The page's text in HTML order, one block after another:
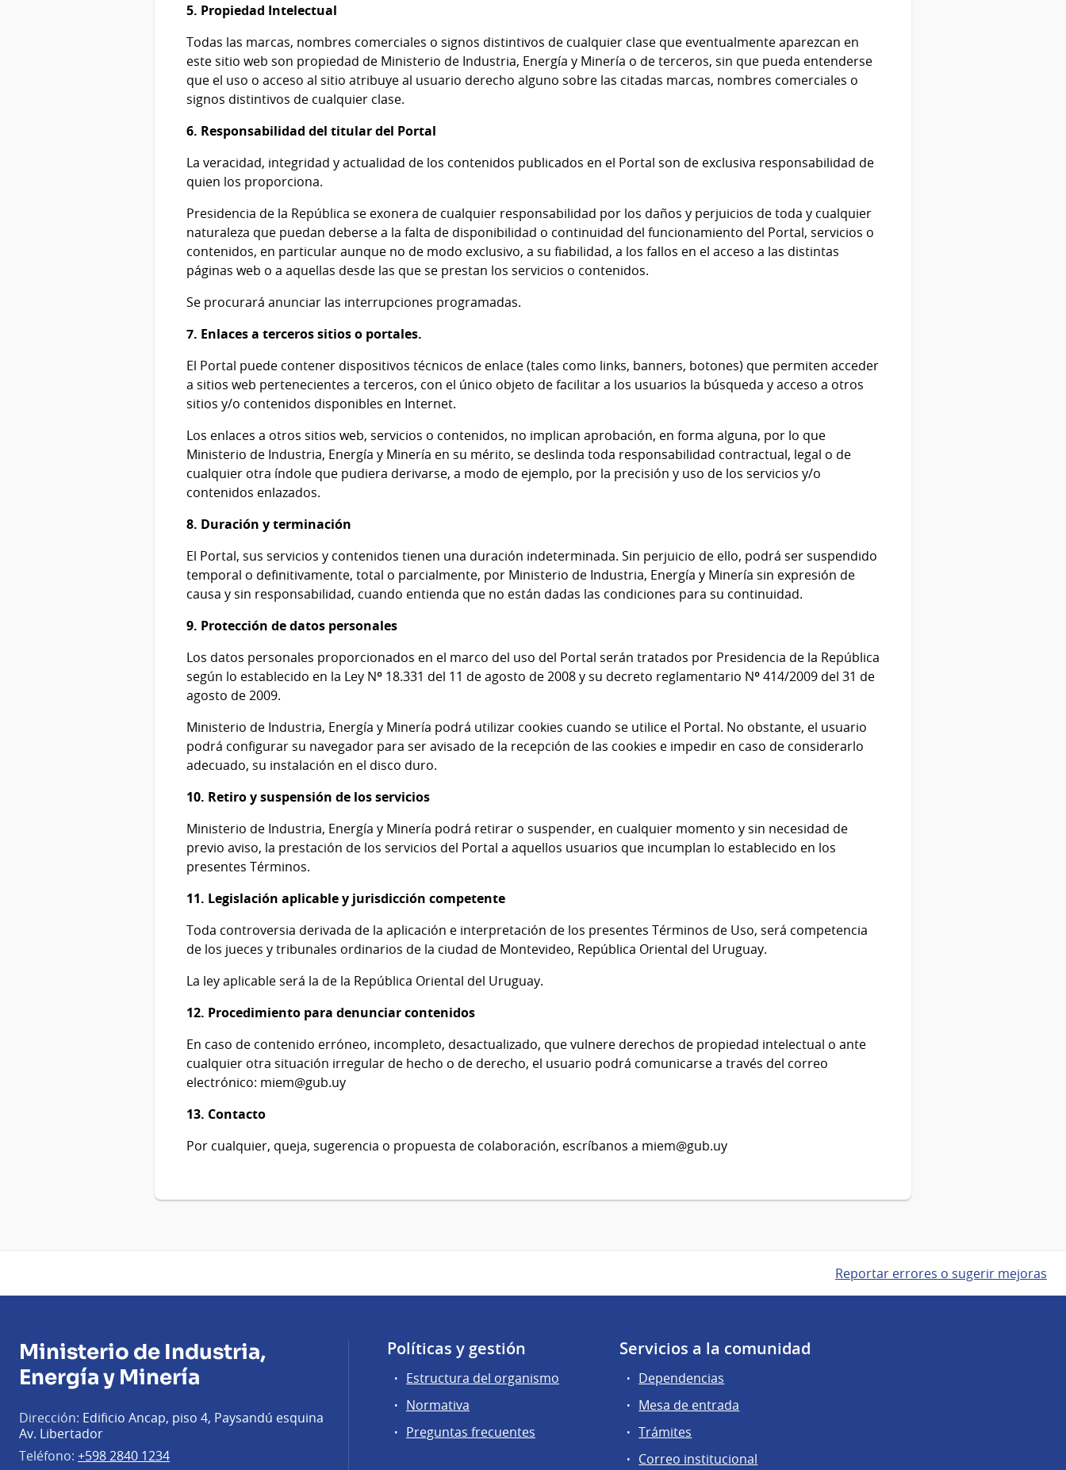
5. Propiedad Intelectual
Todas las marcas, nombres comerciales o signos distintivos de cualquier clase que eventualmente aparezcan en
este sitio web son propiedad de Ministerio de Industria, Energía y Minería o de terceros, sin que pueda entenderse
que el uso o acceso al sitio atribuye al usuario derecho alguno sobre las citadas marcas, nombres comerciales o
signos distintivos de cualquier clase.
6. Responsabilidad del titular del Portal
La veracidad, integridad y actualidad de los contenidos publicados en el Portal son de exclusiva responsabilidad de
quien los proporciona.
Presidencia de la República se exonera de cualquier responsabilidad por los daños y perjuicios de toda y cualquier
naturaleza que puedan deberse a la falta de disponibilidad o continuidad del funcionamiento del Portal, servicios o
contenidos, en particular aunque no de modo exclusivo, a su fiabilidad, a los fallos en el acceso a las distintas
páginas web o a aquellas desde las que se prestan los servicios o contenidos.
Se procurará anunciar las interrupciones programadas.
7. Enlaces a terceros sitios o portales.
El Portal puede contener dispositivos técnicos de enlace (tales como links, banners, botones) que permiten acceder
a sitios web pertenecientes a terceros, con el único objeto de facilitar a los usuarios la búsqueda y acceso a otros
sitios y/o contenidos disponibles en Internet.
Los enlaces a otros sitios web, servicios o contenidos, no implican aprobación, en forma alguna, por lo que
Ministerio de Industria, Energía y Minería en su mérito, se deslinda toda responsabilidad contractual, legal o de
cualquier otra índole que pudiera derivarse, a modo de ejemplo, por la precisión y uso de los servicios y/o
contenidos enlazados.
8. Duración y terminación
El Portal, sus servicios y contenidos tienen una duración indeterminada. Sin perjuicio de ello, podrá ser suspendido
temporal o definitivamente, total o parcialmente, por Ministerio de Industria, Energía y Minería sin expresión de
causa y sin responsabilidad, cuando entienda que no están dadas las condiciones para su continuidad.
9. Protección de datos personales
Los datos personales proporcionados en el marco del uso del Portal serán tratados por Presidencia de la República
según lo establecido en la Ley Nº 18.331 del 11 de agosto de 2008 y su decreto reglamentario Nº 414/2009 del 31 de
agosto de 2009.
Ministerio de Industria, Energía y Minería podrá utilizar cookies cuando se utilice el Portal. No obstante, el usuario
podrá configurar su navegador para ser avisado de la recepción de las cookies e impedir en caso de considerarlo
adecuado, su instalación en el disco duro.
10. Retiro y suspensión de los servicios
Ministerio de Industria, Energía y Minería podrá retirar o suspender, en cualquier momento y sin necesidad de
previo aviso, la prestación de los servicios del Portal a aquellos usuarios que incumplan lo establecido en los
presentes Términos.
11. Legislación aplicable y jurisdicción competente
Toda controversia derivada de la aplicación e interpretación de los presentes Términos de Uso, será competencia
de los jueces y tribunales ordinarios de la ciudad de Montevideo, República Oriental del Uruguay.
La ley aplicable será la de la República Oriental del Uruguay.
12. Procedimiento para denunciar contenidos
En caso de contenido erróneo, incompleto, desactualizado, que vulnere derechos de propiedad intelectual o ante
cualquier otra situación irregular de hecho o de derecho, el usuario podrá comunicarse a través del correo
electrónico: miem@gub.uy
13. Contacto
Por cualquier, queja, sugerencia o propuesta de colaboración, escríbanos a miem@gub.uy
Reportar errores o sugerir mejoras
Ministerio de Industria,
Energía y Minería
Dirección: Edificio Ancap, piso 4, Paysandú esquina
Av. Libertador
Teléfono: +598 2840 1234
Políticas y gestión
Estructura del organismo
Normativa
Preguntas frecuentes
Servicios a la comunidad
Dependencias
Mesa de entrada
Trámites
Correo institucional